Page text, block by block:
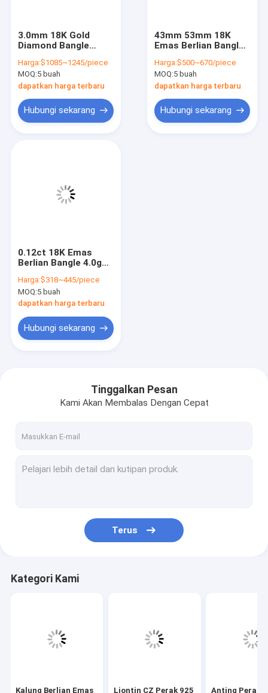
Tur Pabrik
Anting Perak CZ 925
3.0mm 18K Gold
Diamond Bangle
Bracelet
Harga:$1085~1245/piece
MOQ:5 buah
dapatkan harga terbaru
Hubungi sekarang
43mm 53mm 18K
Emas Berlian Bangle
Love Bracelet
Harga:$500~670/piece
MOQ:5 buah
dapatkan harga terbaru
Hubungi sekarang
0.12ct 18K Emas
Berlian Bangle 4.0g
Bangle Set
Harga:$318~445/piece
MOQ:5 buah
dapatkan harga terbaru
Hubungi sekarang
Tinggalkan Pesan
Kami Akan Membalas Dengan Cepat
Terus
Kategori Kami
Kalung Berlian Emas Liontin CZ Perak 925 Anting Perak